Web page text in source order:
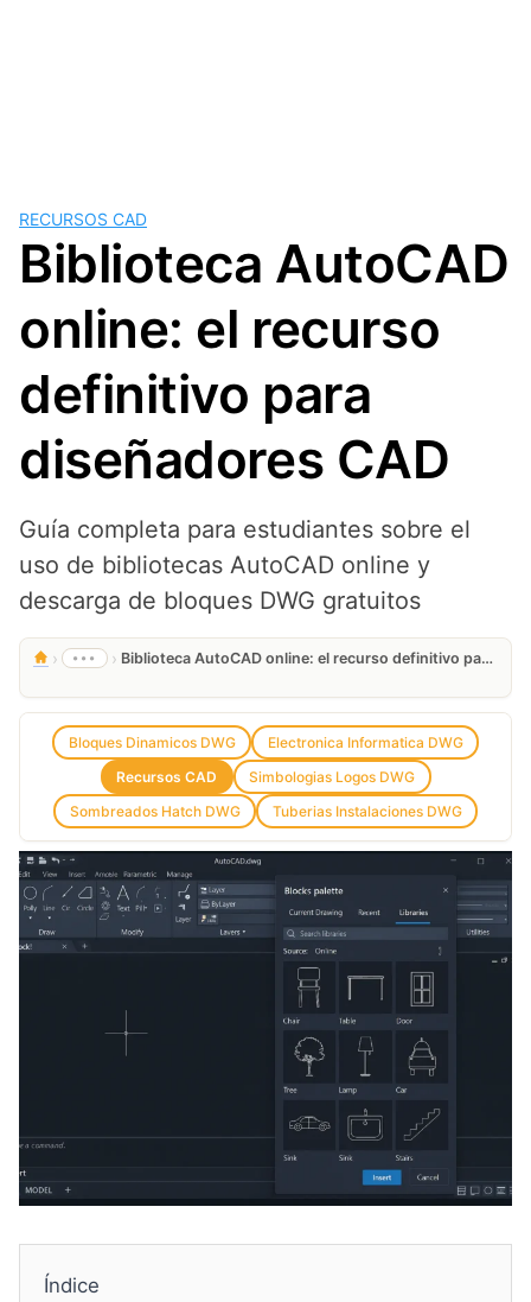
RECURSOS CAD
Biblioteca AutoCAD
online: el recurso
definitivo para
diseñadores CAD
Guía completa para estudiantes sobre el
uso de bibliotecas AutoCAD online y
descarga de bloques DWG gratuitos
› ••• › Biblioteca AutoCAD online: el recurso definitivo para diseñadores CAD
Bloques Dinamicos DWG
Electronica Informatica DWG
Recursos CAD
Simbologias Logos DWG
Sombreados Hatch DWG
Tuberias Instalaciones DWG
Índice